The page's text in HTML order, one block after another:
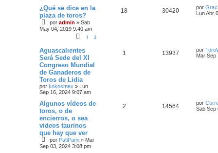
¿Qué se dice en la
plaza de toros?
por admin » Sab
May 04, 2019 9:40 am
1 2
18 30420 por
Lun Abr
Aguascalientes
Será Sede del XI
Congreso Mundial
de Ganaderos de
Toros de Lidia
por kokosmex » Lun
Sep 16, 2024 9:07 am
1 13937 por
Mar Sep
Algunos vídeos de
toros, o de
encierros, o sea
videos taurinos
que hay que ver
por PatiPami » Mar
Sep 03, 2024 3:08 pm
2 14564 por
Sab Sep